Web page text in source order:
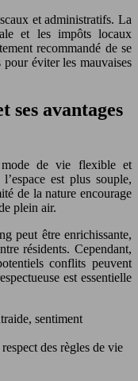
et administratifs. La
et les impôts locaux
recommandé de se
pour éviter les mauvaises
ses avantages
de vie flexible et
est plus souple,
de la nature encourage
plein air.
peut être enrichissante,
résidents. Cependant,
conflits peuvent
est essentielle
sentiment
des règles de vie